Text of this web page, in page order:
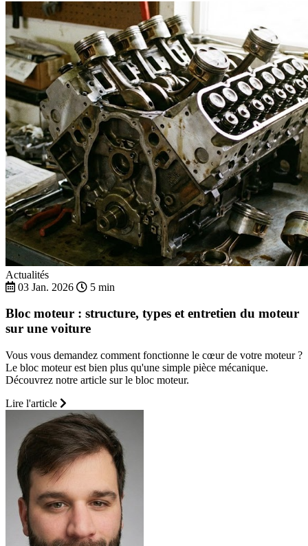
Actualités
03 Jan. 2026
5 min
Bloc moteur : structure, types et entretien du moteur
sur une voiture
Vous vous demandez comment fonctionne le cœur de votre moteur ?
Le bloc moteur est bien plus qu'une simple pièce mécanique.
Découvrez notre article sur le bloc moteur.
Lire l'article